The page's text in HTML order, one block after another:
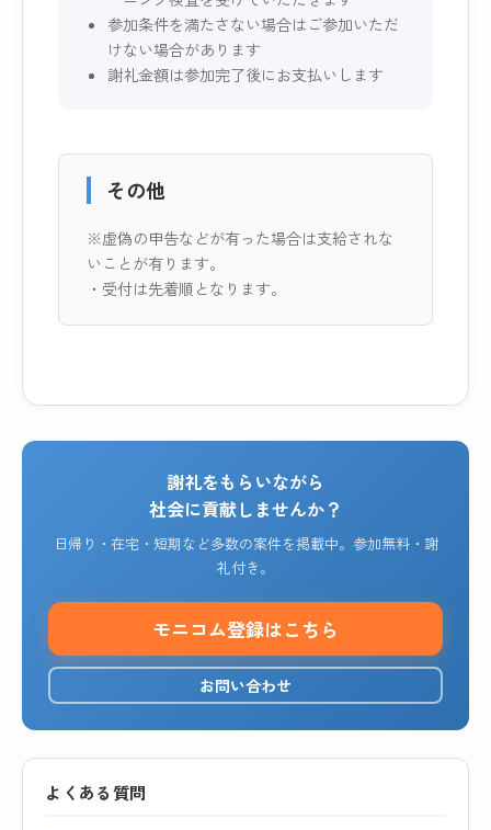
参加条件を満たさない場合はご参加いただ
けない場合があります
謝礼金額は参加完了後にお支払いします
その他
※虚偽の申告などが有った場合は支給されな
いことが有ります。
・受付は先着順となります。
謝礼をもらいながら
社会に貢献しませんか？
日帰り・在宅・短期など多数の案件を掲載中。参加無料・謝
礼付き。
モニコム登録はこちら
お問い合わせ
よくある質問